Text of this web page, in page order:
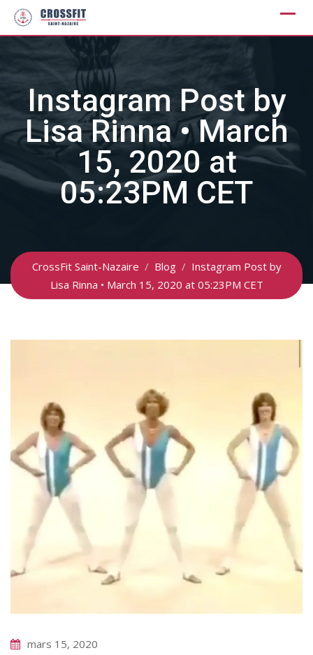
Skip
Instagram Post by
Lisa Rinna • March
15, 2020 at
05:23PM CET
CrossFit Saint-Nazaire / Blog / Instagram Post by
Lisa Rinna • March 15, 2020 at 05:23PM CET
mars 15, 2020